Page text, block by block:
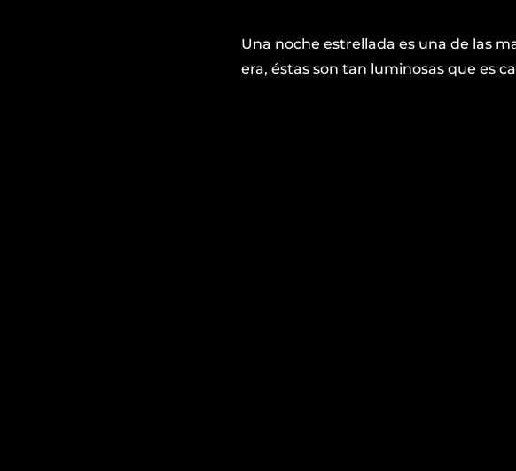
Una noche estrellada es una de las
era, éstas son tan luminosas que es